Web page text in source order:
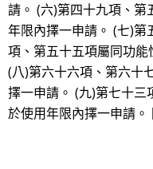
請。 (六)第四十九項、第
年限內擇一申請。 (七)第
項、第五十五項屬同功能
(八)第六十六項、第六十
擇一申請。 (九)第七十三
於使用年限內擇一申請